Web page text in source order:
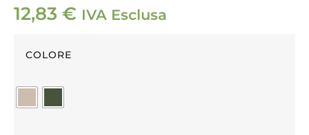
12,83 € IVA Esclusa
COLORE